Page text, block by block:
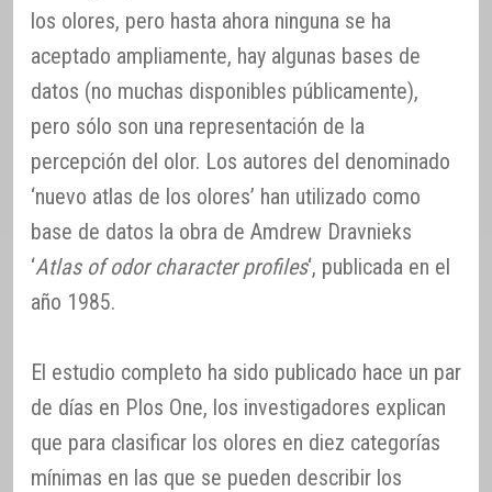
los olores, pero hasta ahora ninguna se ha
aceptado ampliamente, hay algunas bases de
datos (no muchas disponibles públicamente),
pero sólo son una representación de la
percepción del olor. Los autores del denominado
‘nuevo atlas de los olores’ han utilizado como
base de datos la obra de Amdrew Dravnieks
‘Atlas of odor character profiles‘, publicada en el
año 1985.
El estudio completo ha sido publicado hace un par
de días en Plos One, los investigadores explican
que para clasificar los olores en diez categorías
mínimas en las que se pueden describir los